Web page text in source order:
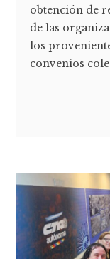
obtención de
de las
los
convenios